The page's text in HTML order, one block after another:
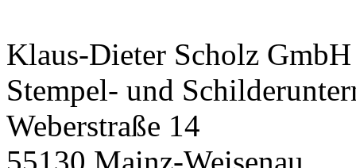
Klaus-Dieter Scholz GmbH
Stempel- und
Weberstraße 14
55130 Mainz-Weisenau